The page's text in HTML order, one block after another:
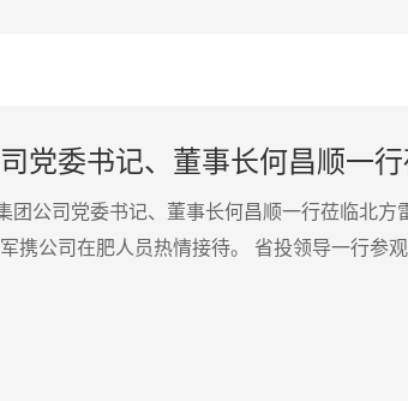
党委书记、董事长何昌顺一
团公司党委书记、董事长何昌顺一行莅临北方
携公司在肥人员热情接待。 省投领导一行参